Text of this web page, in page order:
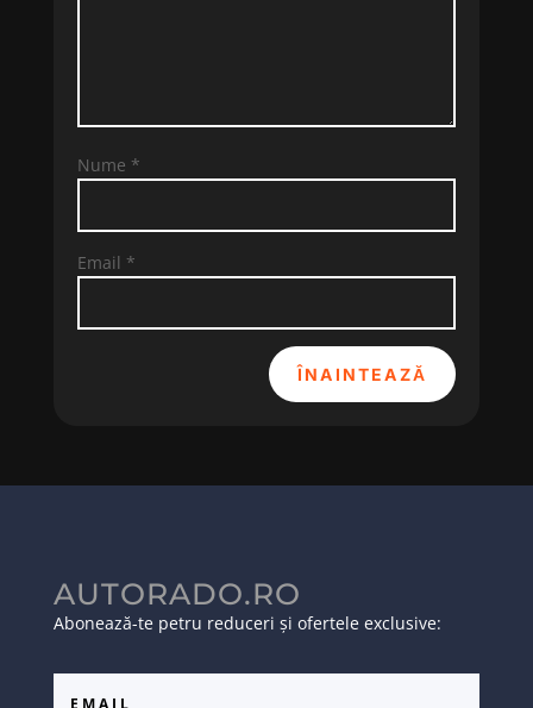
Nume *
Email *
ÎNAINTEAZĂ
AUTORADO.RO
Abonează-te petru reduceri și ofertele exclusive: